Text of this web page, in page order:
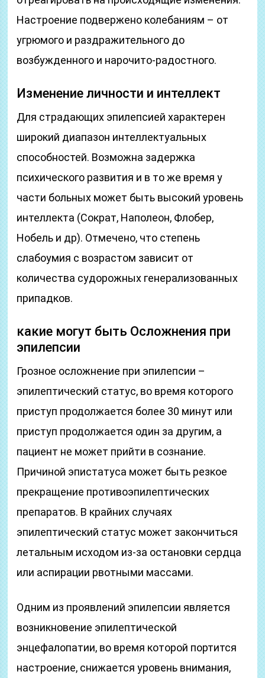
Настроение подвержено колебаниям – от
угрюмого и раздражительного до
возбужденного и нарочито-радостного.
Изменение личности и интеллект
Для страдающих эпилепсией характерен
широкий диапазон интеллектуальных
способностей. Возможна задержка
психического развития и в то же время у
части больных может быть высокий уровень
интеллекта (Сократ, Наполеон, Флобер,
Нобель и др). Отмечено, что степень
слабоумия с возрастом зависит от
количества судорожных генерализованных
припадков.
какие могут быть Осложнения при
эпилепсии
Грозное осложнение при эпилепсии –
эпилептический статус, во время которого
приступ продолжается более 30 минут или
приступ продолжается один за другим, а
пациент не может прийти в сознание.
Причиной эпистатуса может быть резкое
прекращение противоэпилептических
препаратов. В крайних случаях
эпилептический статус может закончиться
летальным исходом из-за остановки сердца
или аспирации рвотными массами.
Одним из проявлений эпилепсии является
возникновение эпилептической
энцефалопатии, во время которой портится
настроение, снижается уровень внимания,